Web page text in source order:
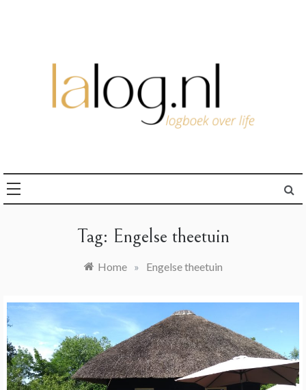
Tag: Engelse theetuin
Home » Engelse theetuin